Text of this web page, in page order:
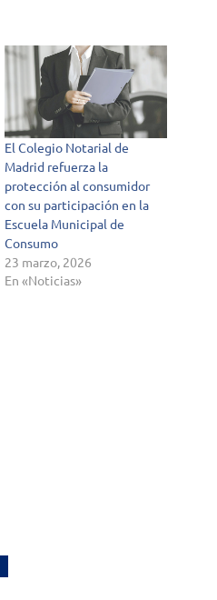
El Colegio Notarial de
Madrid refuerza la
protección al consumidor
con su participación en la
Escuela Municipal de
Consumo
23 marzo, 2026
En «Noticias»